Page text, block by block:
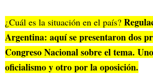
¿Cuál es la situación en el país?
Argentina: aquí se presentaron dos
Congreso Nacional sobre el tema.
oficialismo y otro por la oposición.